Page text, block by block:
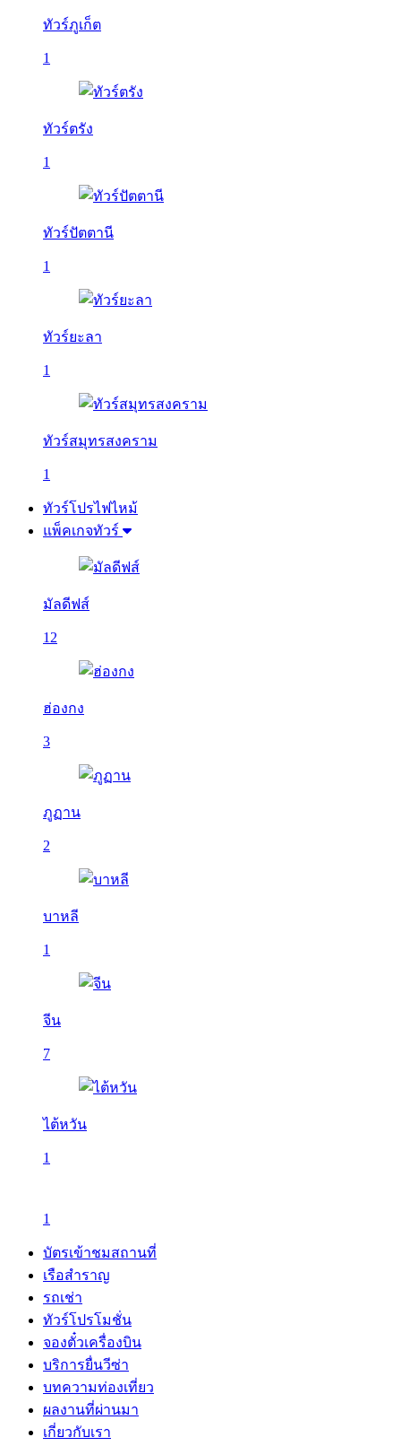
ทัวร์ภูเก็ต
1
ทัวร์ตรัง
1
ทัวร์ปัตตานี
1
ทัวร์ยะลา
1
ทัวร์สมุทรสงคราม
1
ทัวร์โปรไฟไหม้
แพ็คเกจทัวร์
มัลดีฟส์
12
ฮ่องกง
3
ภูฏาน
2
บาหลี
1
จีน
7
ไต้หวัน
1
1
บัตรเข้าชมสถานที่
เรือสำราญ
รถเช่า
ทัวร์โปรโมชั่น
จองตั๋วเครื่องบิน
บริการยื่นวีซ่า
บทความท่องเที่ยว
ผลงานที่ผ่านมา
เกี่ยวกับเรา